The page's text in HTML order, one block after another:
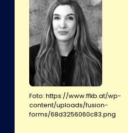
Foto: https://www.ffkb.at/wp-
content/uploads/fusion-
forms/68d3256060c83.png